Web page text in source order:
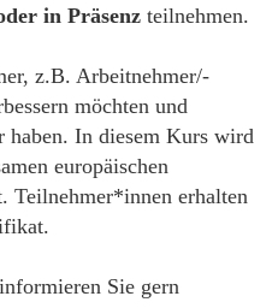
in Präsenz teilnehmen.
z.B. Arbeitnehmer/-
möchten und
haben. In diesem Kurs wird
europäischen
Teilnehmer*innen erhalten
Sie gern